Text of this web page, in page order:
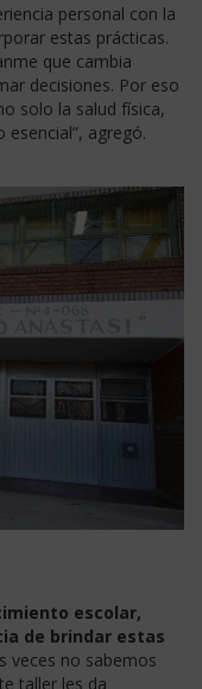
personal con la
estas prácticas.
que cambia
decisiones. Por eso
solo la salud física,
agregó.
escolar,
de brindar estas
veces no sabemos
taller les da